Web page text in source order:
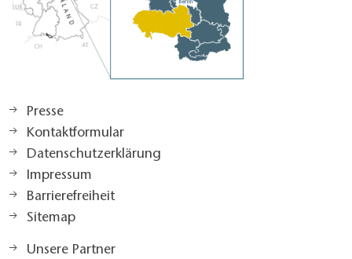
Presse
Kontaktformular
Datenschutzerklärung
Impressum
Barrierefreiheit
Sitemap
Unsere Partner